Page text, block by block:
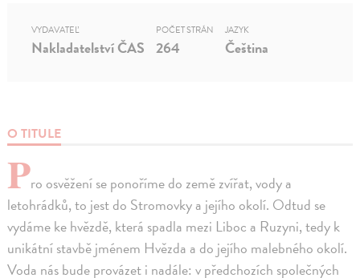
O TITULE
Pro osvěžení se ponoříme do země zvířat, vody a
letohrádků, to jest do Stromovky a jejího okolí. Odtud se
vydáme ke hvězdě, která spadla mezi Liboc a Ruzyni, tedy k
unikátní stavbě jménem Hvězda a do jejího malebného okolí.
Voda nás bude provázet i nadále: v předchozích společných
VYDAVATEĽ
Nakladatelství ČAS
POČET STRÁN
264
JAZYK
Čeština